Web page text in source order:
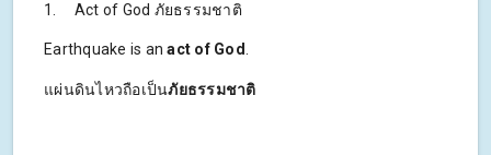
1. Act of God ภัยธรรมชาติ
Earthquake is anact of God
แผ่นดินไหวถือเป็นภัยธรรมชาติ